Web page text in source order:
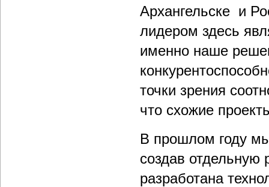
Архангельске и
лидером здесь
именно наше
точки зрения
что схожие
В прошлом году
создав
разработана